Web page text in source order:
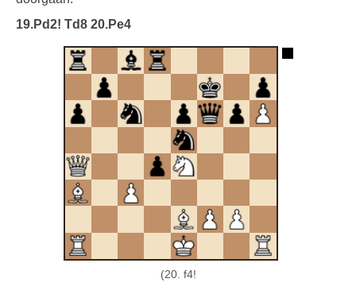
19.Pd2! Td8 20.Pe4
(20. f4!